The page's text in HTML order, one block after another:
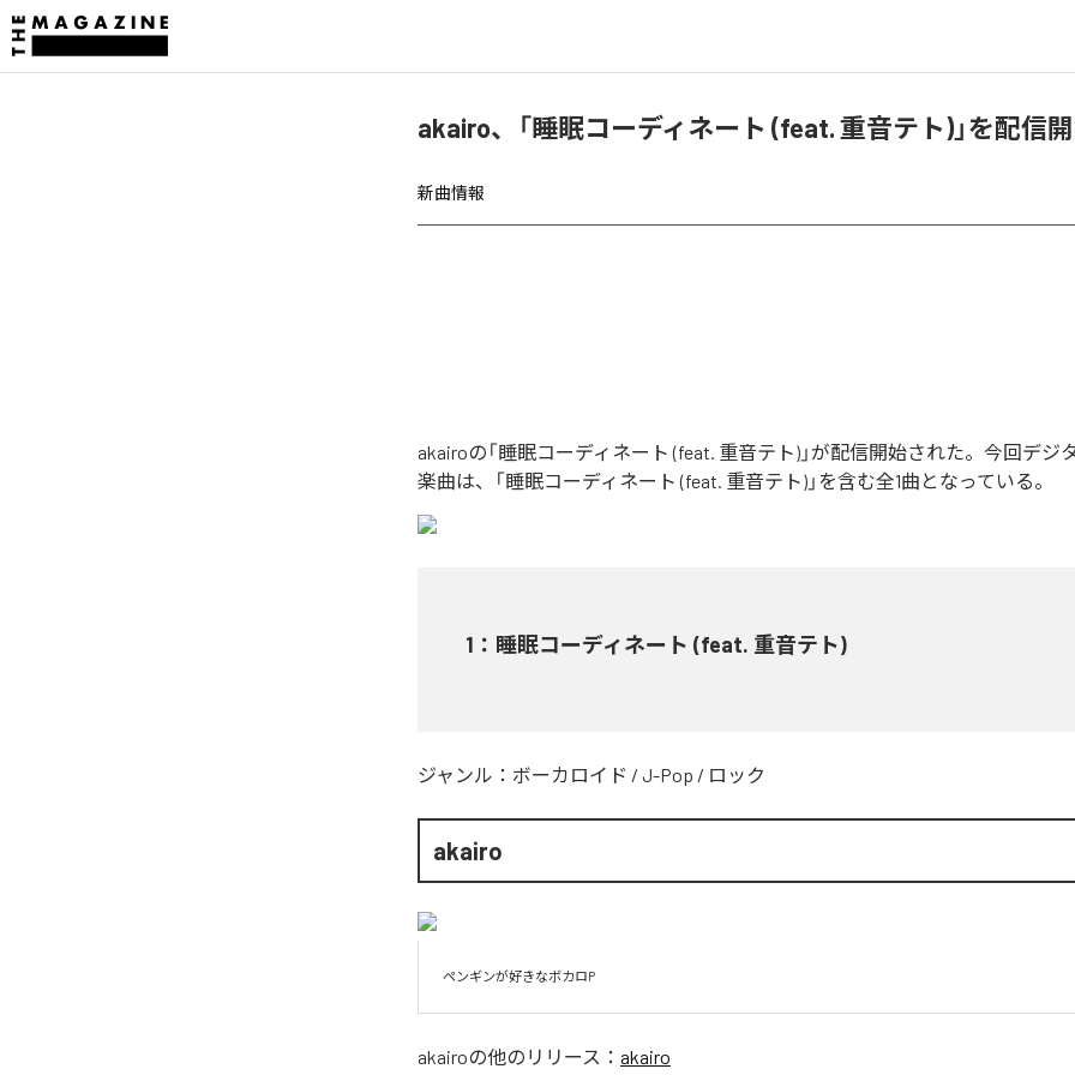
akairo、「睡眠コーディネート (feat. 重音テト)」を配信
新曲情報
akairoの「睡眠コーディネート (feat. 重音テト)」が配信開始された。今回デジ
楽曲は、「睡眠コーディネート (feat. 重音テト)」を含む全1曲となっている。
1 ： 睡眠コーディネート (feat. 重音テト)
ジャンル： ボーカロイド / J-Pop / ロック
akairo
ペンギンが好きなボカロP
akairoの他のリリース： akairo